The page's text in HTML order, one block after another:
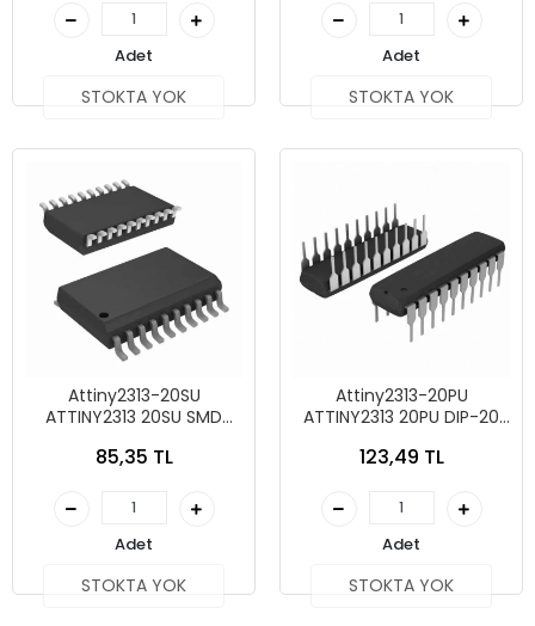
Adet
STOKTA YOK
Adet
STOKTA YOK
Attiny2313-20SU
ATTINY2313 20SU SMD
85,35 TL
Adet
STOKTA YOK
Attiny2313-20PU
ATTINY2313 20PU DIP-20
123,49 TL
Adet
STOKTA YOK